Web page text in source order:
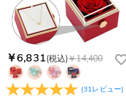
￥6,831(税込)￥14,400
(31レビュー)